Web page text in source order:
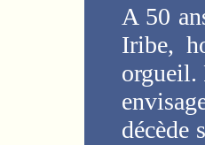
A 50
Iribe,
orgueil.
décède